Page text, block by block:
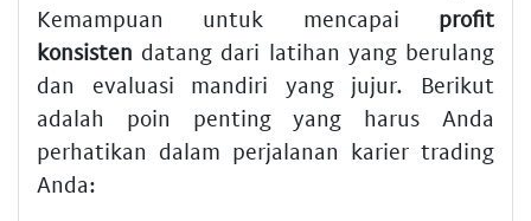
Kemampuan untuk mencapai profit
konsisten datang dari latihan yang berulang
dan evaluasi mandiri yang jujur. Berikut
adalah poin penting yang harus Anda
perhatikan dalam perjalanan karier trading
Anda: